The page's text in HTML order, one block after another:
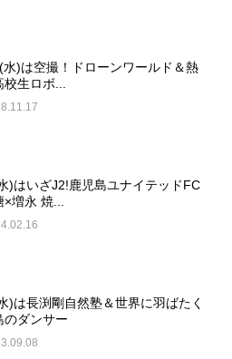
水)は空撮！ドローンワールド＆熱
生ロボ...
)はいざJ2!鹿児島ユナイテッドFC
×増永 焼...
)は長渕剛自然塾＆世界に羽ばたく
のダンサー